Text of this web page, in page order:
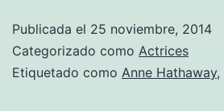
Publicada el 25 noviembre, 2014
Categorizado como Actrices
Etiquetado como Anne Hathaway,